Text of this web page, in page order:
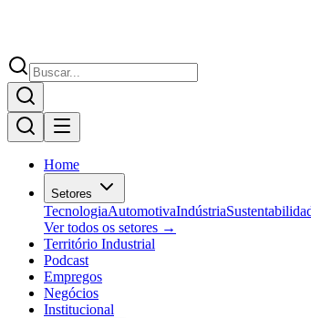
Home
Setores
TecnologiaAutomotivaIndústria
Ver todos os setores →
Território Industrial
Podcast
Empregos
Negócios
Institucional